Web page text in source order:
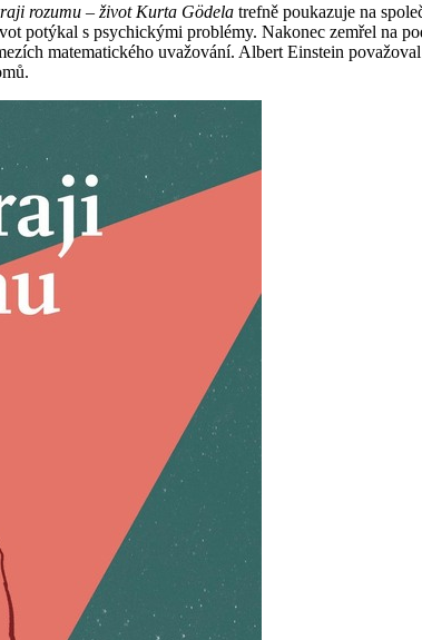
rozumu – život Kurta Gödela trefně poukazuje na
potýkal s psychickými problémy. Nakonec zemřel na
matematického uvažování. Albert Einstein